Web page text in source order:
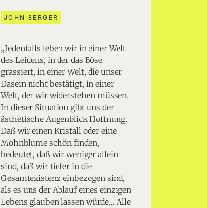
JOHN BERGER
„Jedenfalls leben wir in einer Welt
des Leidens, in der das Böse
grassiert, in einer Welt, die unser
Dasein nicht bestätigt, in einer
Welt, der wir widerstehen müssen.
In dieser Situation gibt uns der
ästhetische Augenblick Hoffnung.
Daß wir einen Kristall oder eine
Mohnblume schön finden,
bedeutet, daß wir weniger allein
sind, daß wir tiefer in die
Gesamtexistenz einbezogen sind,
als es uns der Ablauf eines einzigen
Lebens glauben lassen würde… Alle